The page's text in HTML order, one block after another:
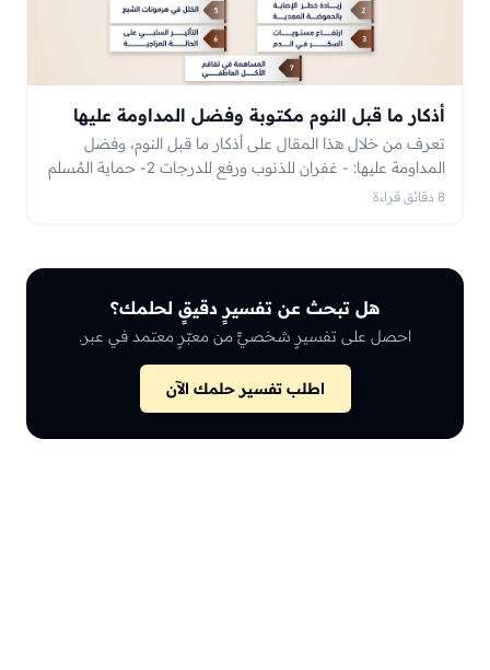
أذكار ما قبل النوم مكتوبة وفضل المداومة عليها
تعرف من خلال هذا المقال على أذكار ما قبل النوم، وفضل
المداومة عليها: - غفران للذنوب ورفع للدرجات 2- حماية المُسلم
8 دقائق قراءة
هل تبحث عن تفسيرٍ دقيقٍ لحلمك؟
احصل على تفسيرٍ شخصيٍّ من معبّرٍ معتمد في عبر.
اطلب تفسير حلمك الآن